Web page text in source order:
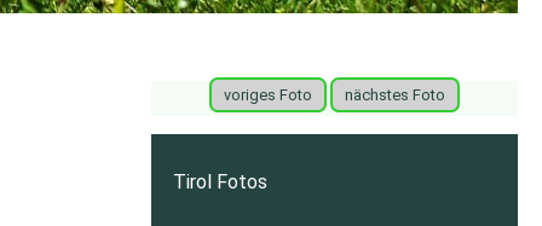
voriges Foto nächstes Foto
Tirol Fotos